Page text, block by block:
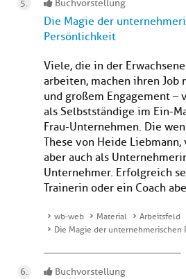
Buchvorstellung
Die Magie der
Persönlichkeit
Viele, die in der
arbeiten, machen ihren Job
und großem Engagement –
als Selbstständige im Ein-
Frau-Unternehmen. Die
These von Heide
aber auch als
Unternehmer. Erfolgreich
Trainerin oder ein Coach
wb-web Material
Arbeitsfeld
Die Magie der unternehmerischen
Buchvorstellung